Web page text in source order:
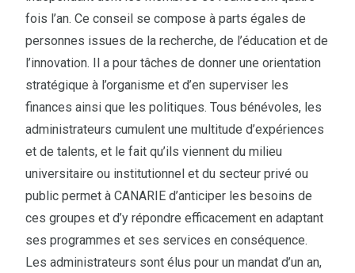
fois l’an. Ce conseil se compose à parts égales de
personnes issues de la recherche, de l’éducation et de
l’innovation. Il a pour tâches de donner une orientation
stratégique à l’organisme et d’en superviser les
finances ainsi que les politiques. Tous bénévoles, les
administrateurs cumulent une multitude d’expériences
et de talents, et le fait qu’ils viennent du milieu
universitaire ou institutionnel et du secteur privé ou
public permet à CANARIE d’anticiper les besoins de
ces groupes et d’y répondre efficacement en adaptant
ses programmes et ses services en conséquence.
Les administrateurs sont élus pour un mandat d’un an,